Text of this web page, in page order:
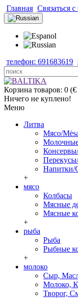
Главная Связаться
телефон: 691683619
Корзина товаров: 0
Ничего не куплено!
Меню
Литва
Мясо/
Напитки/
+
мясо
Колбасы
Мясные
Мясные
+
рыба
Рыба
Рыбные
+
молоко
Сыр,
Молоко,
Творог,